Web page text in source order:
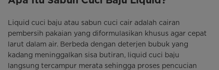
Liquid cuci baju atau sabun cuci cair adalah cairan
pembersih pakaian yang diformulasikan khusus agar cepat
larut dalam air. Berbeda dengan deterjen bubuk yang
kadang meninggalkan sisa butiran, liquid cuci baju
langsung tercampur merata sehingga proses pencucian